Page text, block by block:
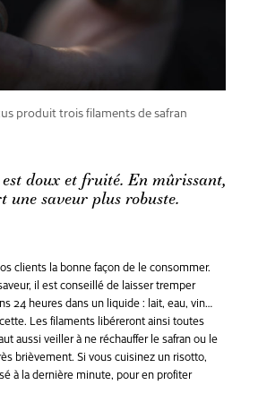
produit trois filaments de safran
doux et fruité. En mûrissant,
une saveur plus robuste.
clients la bonne façon de le consommer.
il est conseillé de laisser tremper
24 heures dans un liquide : lait, eau, vin…
Les filaments libéreront ainsi toutes
aussi veiller à ne réchauffer le safran ou le
brièvement. Si vous cuisinez un risotto,
à la dernière minute, pour en profiter